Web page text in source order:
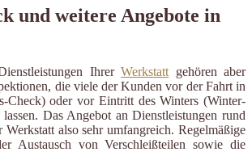
und weitere Angebote in
IhrerWerkstatt gehören aber
die viele der Kunden vor der Fahrt in
Check) oder vor Eintritt des Winters (Winter-
Das Angebot an Dienstleistungen rund
also sehr umfangreich. Regelmäßige
Austausch von Verschleißteilen sowie die